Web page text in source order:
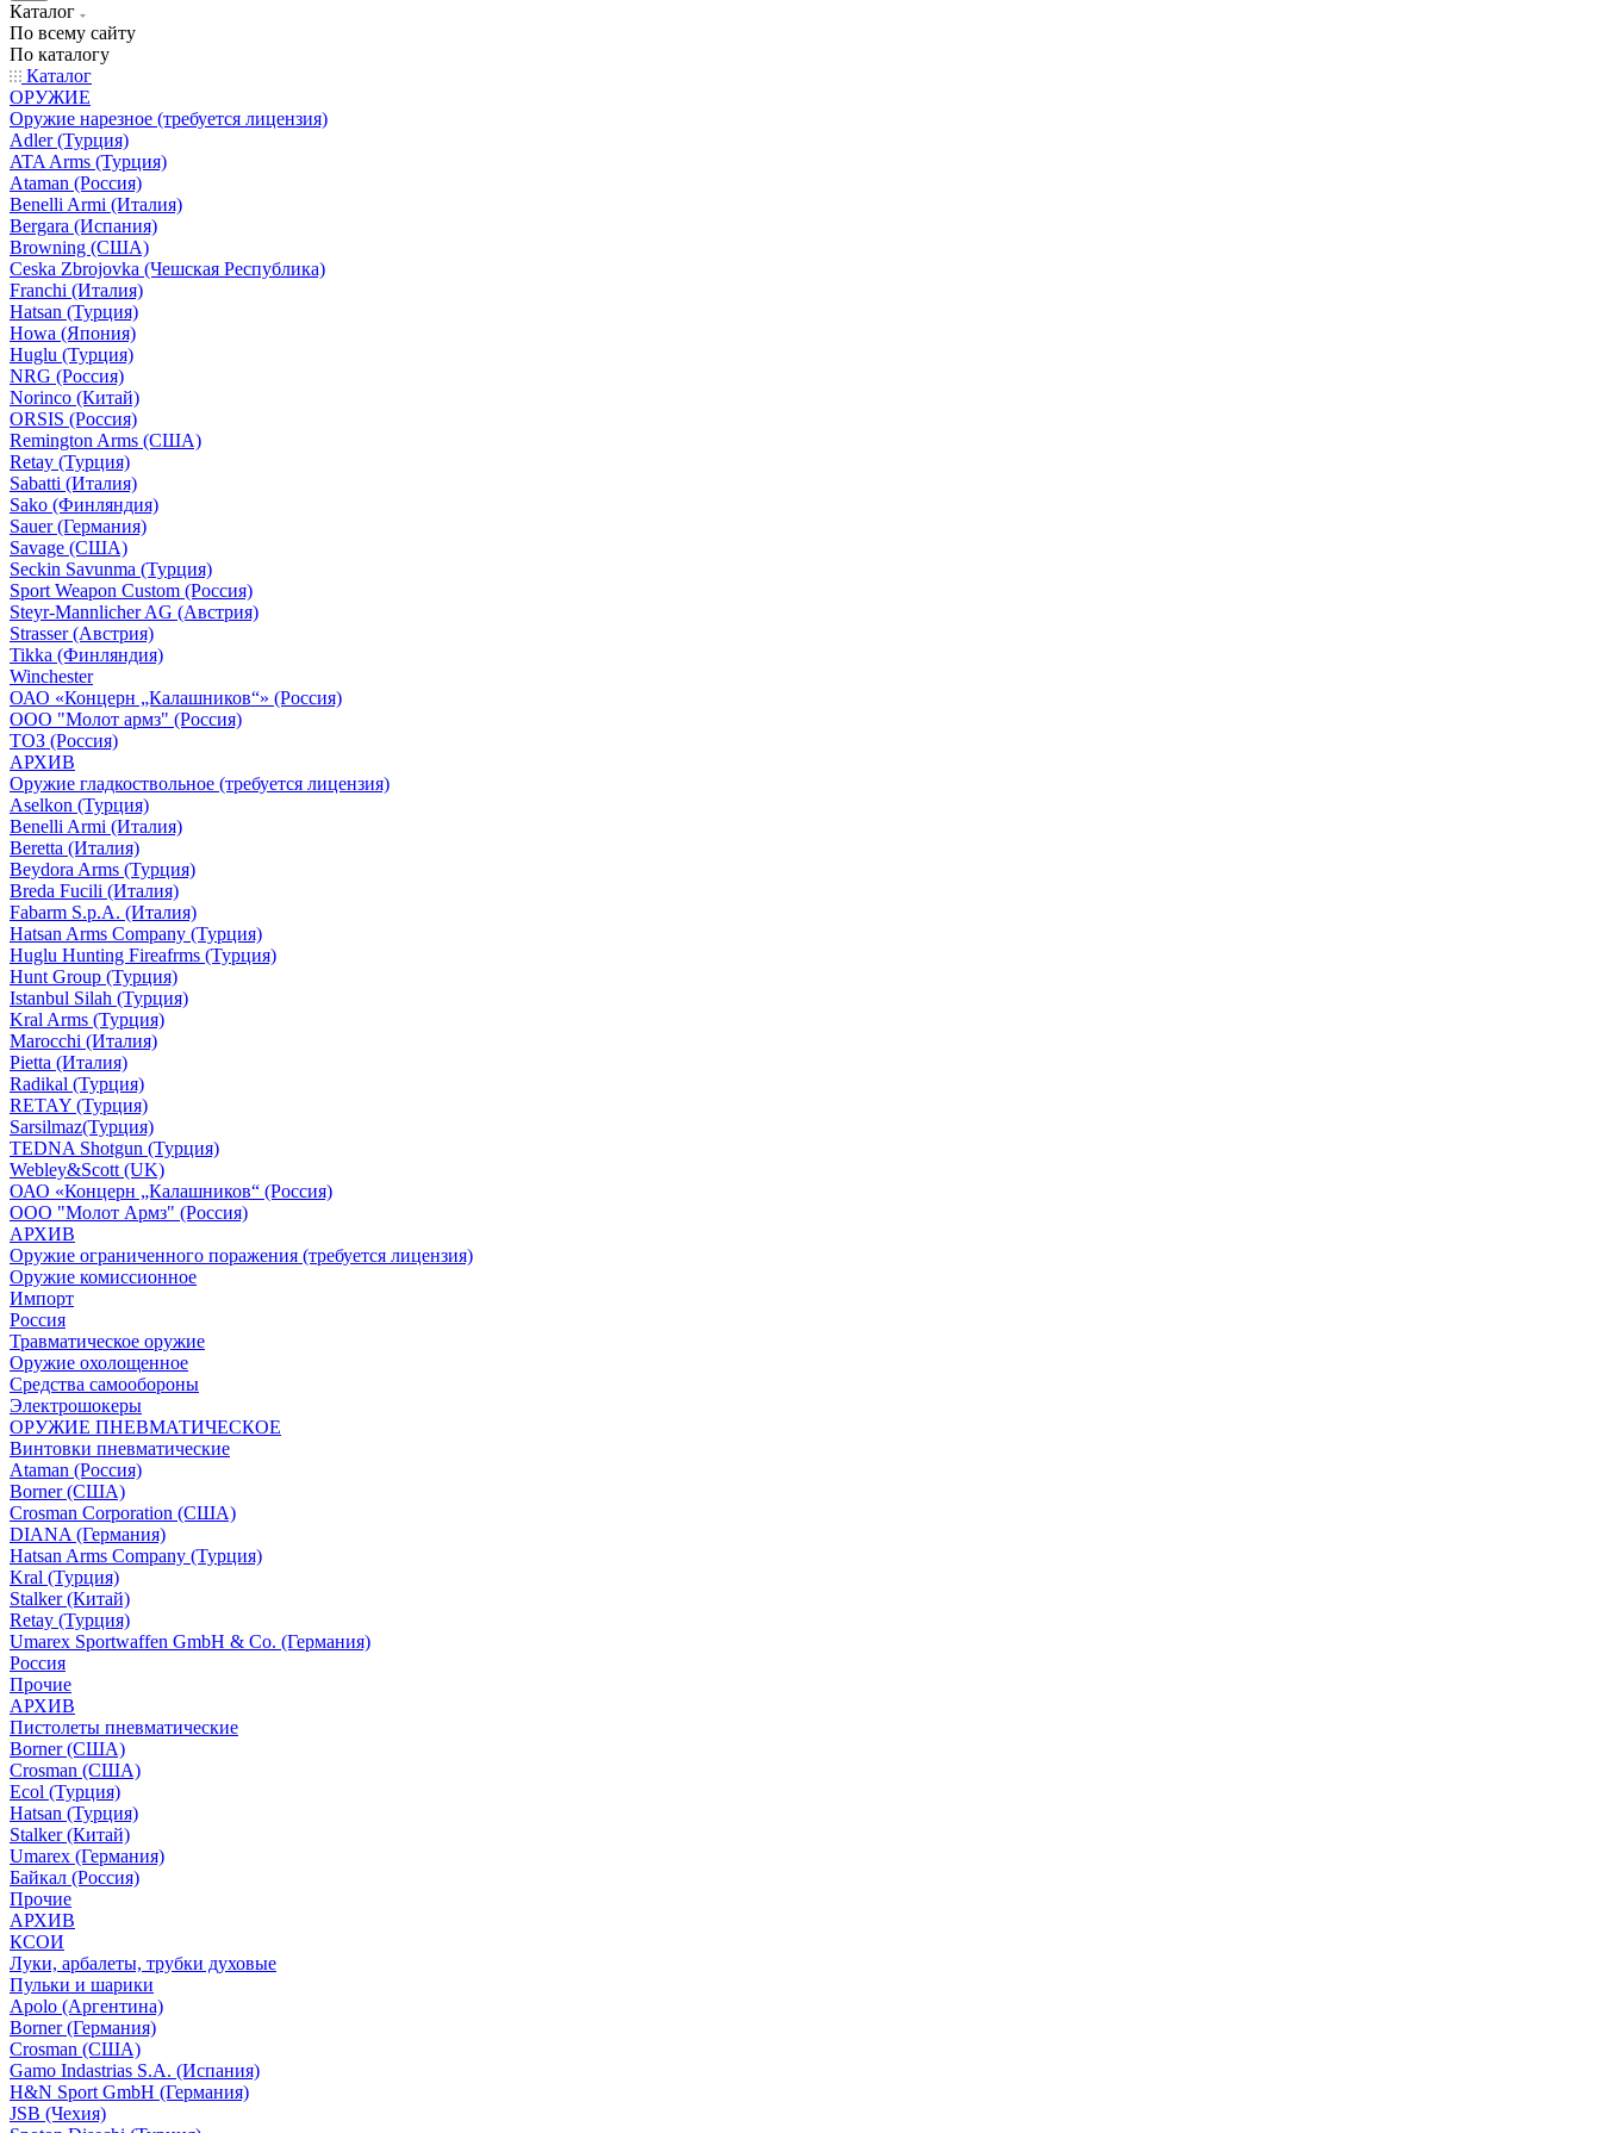
Каталог
По всему сайту
По каталогу
Каталог
ОРУЖИЕ
Оружие нарезное (требуется лицензия)
Adler (Турция)
ATA Arms (Турция)
Ataman (Россия)
Benelli Armi (Италия)
Bergara (Испания)
Browning (США)
Ceska Zbrojovka (Чешская Республика)
Franchi (Италия)
Hatsan (Турция)
Howa (Япония)
Huglu (Турция)
NRG (Россия)
Norinco (Китай)
ORSIS (Россия)
Remington Arms (США)
Retay (Турция)
Sabatti (Италия)
Sako (Финляндия)
Sauer (Германия)
Savage (США)
Seckin Savunma (Турция)
Sport Weapon Custom (Россия)
Steyr-Mannlicher AG (Австрия)
Strasser (Австрия)
Tikka (Финляндия)
Winchester
ОАО «Концерн „Калашников“» (Россия)
ООО "Молот армз" (Россия)
ТОЗ (Россия)
АРХИВ
Оружие гладкоствольное (требуется лицензия)
Aselkon (Турция)
Benelli Armi (Италия)
Beretta (Италия)
Beydora Arms (Турция)
Breda Fucili (Италия)
Fabarm S.p.A. (Италия)
Hatsan Arms Company (Турция)
Huglu Hunting Fireafrms (Турция)
Hunt Group (Турция)
Istanbul Silah (Турция)
Kral Arms (Турция)
Marocchi (Италия)
Pietta (Италия)
Radikal (Турция)
RETAY (Турция)
Sarsilmaz(Турция)
TEDNA Shotgun (Турция)
Webley&Scott (UK)
ОАО «Концерн „Калашников“ (Россия)
ООО "Молот Армз" (Россия)
АРХИВ
Оружие ограниченного поражения (требуется лицензия)
Оружие комиссионное
Импорт
Россия
Травматическое оружие
Оружие охолощенное
Средства самообороны
Электрошокеры
ОРУЖИЕ ПНЕВМАТИЧЕСКОЕ
Винтовки пневматические
Ataman (Россия)
Borner (США)
Crosman Corporation (США)
DIANA (Германия)
Hatsan Arms Company (Турция)
Kral (Турция)
Stalker (Китай)
Retay (Турция)
Umarex Sportwaffen GmbH & Co. (Германия)
Россия
Прочие
АРХИВ
Пистолеты пневматические
Borner (США)
Crosman (США)
Ecol (Турция)
Hatsan (Турция)
Stalker (Китай)
Umarex (Германия)
Байкал (Россия)
Прочие
АРХИВ
КСОИ
Луки, арбалеты, трубки духовые
Пульки и шарики
Apolo (Аргентина)
Borner (Германия)
Crosman (США)
Gamo Indastrias S.A. (Испания)
H&N Sport GmbH (Германия)
JSB (Чехия)